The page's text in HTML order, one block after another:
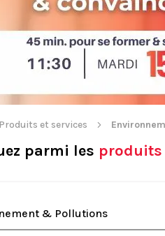
Produits et services
parmi les produits
& Pollutions